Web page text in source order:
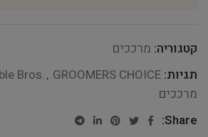
קטגוריה: מרככים
תגיות:
Bros., GROOMERS CHOICE
מרככים
Share: